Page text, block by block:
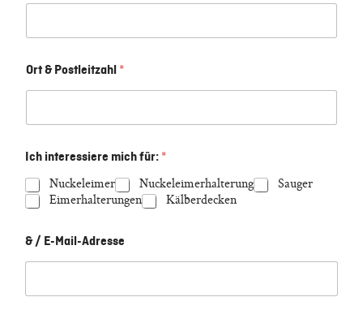
Ort & Postleitzahl *
Ich interessiere mich für: *
Nuckeleimer Nuckeleimerhalterung
Sauger
Eimerhalterungen
Kälberdecken
& / E-Mail-Adresse